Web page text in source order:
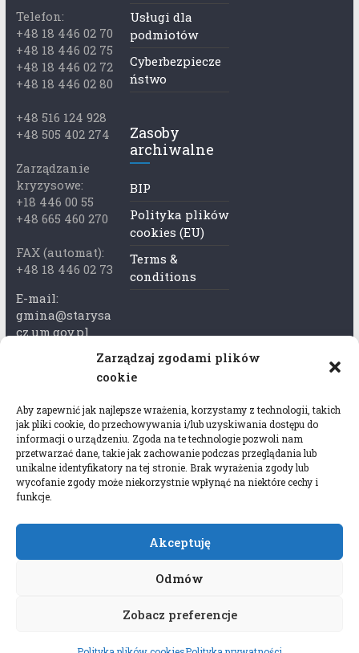
Zarządzaj zgodami plików
cookie
Aby zapewnić jak najlepsze wrażenia, korzystamy z technologii, takich
jak pliki cookie, do przechowywania i/lub uzyskiwania dostępu do
informacji o urządzeniu. Zgoda na te technologie pozwoli nam
przetwarzać dane, takie jak zachowanie podczas przeglądania lub
unikalne identyfikatory na tej stronie. Brak wyrażenia zgody lub
wycofanie zgody może niekorzystnie wpłynąć na niektóre cechy i
funkcje.
Akceptuję
Odmów
Zobacz preferencje
Telefon:
+48 18 446 02 70
+48 18 446 02 75
+48 18 446 02 72
+48 18 446 02 80
+48 516 124 928
+48 505 402 274
Zarządzanie
kryzysowe:
+18 446 00 55
+48 665 460 270
FAX (automat):
+48 18 446 02 73
E-mail:
gmina@starysa
cz.um.gov.pl
Adres skrzynki
rytka
Adres do e-
Doręczeń:
AEL-97528-
78647-USWGJ-
Usługi dla
podmiotów
Cyberbezpiecze
ństwo
Zasoby
archiwalne
BIP
Polityka plików
cookies (EU)
Terms &
conditions
Copyright © 2026Gmina Stary Sącz